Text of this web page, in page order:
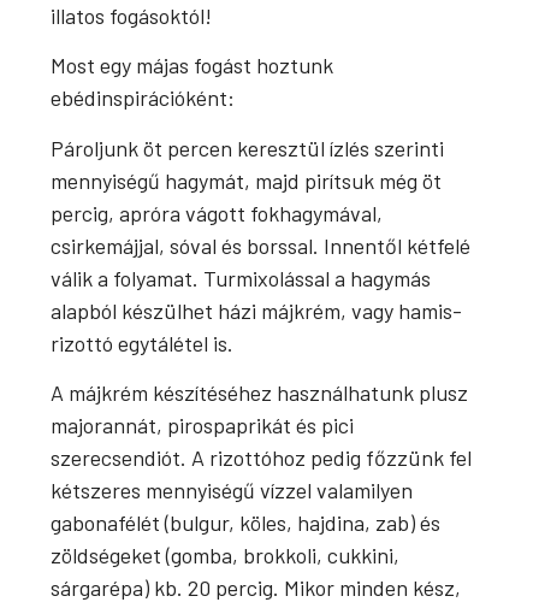
illatos fogásoktól!
Most egy májas fogást hoztunk
ebédinspirációként:
Pároljunk öt percen keresztül ízlés szerinti
mennyiségű hagymát, majd pirítsuk még öt
percig, apróra vágott fokhagymával,
csirkemájjal, sóval és borssal. Innentől kétfelé
válik a folyamat. Turmixolással a hagymás
alapból készülhet házi májkrém, vagy hamis-
rizottó egytálétel is.
A májkrém készítéséhez használhatunk plusz
majorannát, pirospaprikát és pici
szerecsendiót. A rizottóhoz pedig főzzünk fel
kétszeres mennyiségű vízzel valamilyen
gabonafélét (bulgur, köles, hajdina, zab) és
zöldségeket (gomba, brokkoli, cukkini,
sárgarépa) kb. 20 percig. Mikor minden kész,